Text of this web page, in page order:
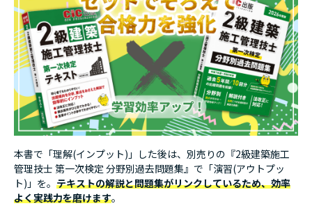
第4節 錆止め塗装
第5節 鉄骨の建方
第8章 木工事
第1節 継手
第2節 仕口
第3節 施工上の留意点
第9章 躯体解体工事
第1節 鉄筋コンクリート造躯体解体工事
第2節 木造建築物躯体解体工事
第10章 建設機械
本書で「理解(インプット)」した後は、別売りの『2級建築施工
管理技士 第一次検定 分野別過去問題集』で「演習(アウトプッ
ト)」を。 テキストの解説と問題集がリンクしているため、効率
よく実践力を磨けます。